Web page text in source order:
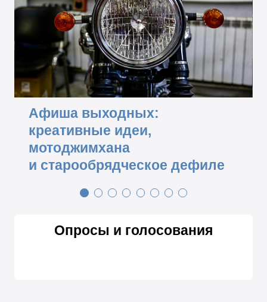
Афиша выходных:
креативные идеи,
мотоджимхана
и старообрядческое дефиле
Опросы и голосования